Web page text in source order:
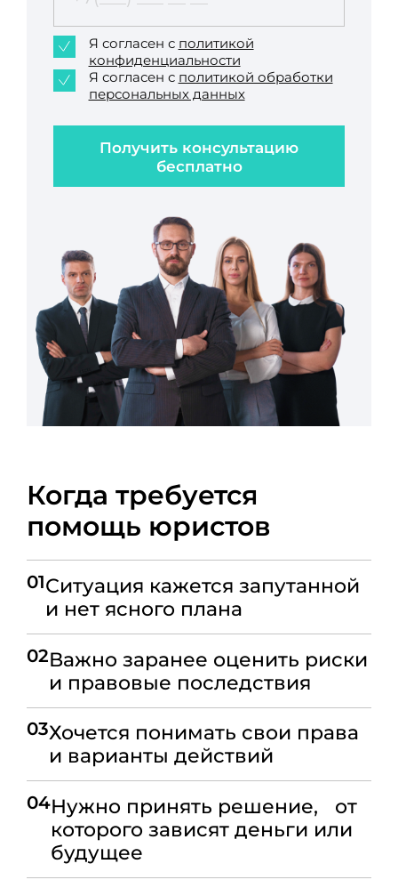
Получить консультацию
бесплатно
Я согласен с политикой
конфиденциальности
Я согласен с политикой обработки
персональных данных
Когда требуется
помощь юристов
01Ситуация кажется запутанной
и нет ясного плана
02Важно заранее оценить риски
и правовые последствия
03Хочется понимать свои права
и варианты действий
04Нужно принять решение, от
которого зависят деньги или
будущее